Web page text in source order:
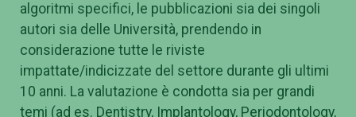
algoritmi specifici, le pubblicazioni sia dei singoli
autori sia delle Università, prendendo in
considerazione tutte le riviste
impattate/indicizzate del settore durante gli ultimi
10 anni. La valutazione è condotta sia per grandi
temi (ad es. Dentistry, Implantology, Periodontology,